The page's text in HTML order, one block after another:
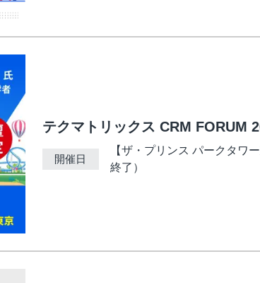
テクマトリックス CRM FORUM
開催日
【ザ・プリンス パークタワ
終了）